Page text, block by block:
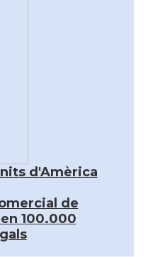
d'Amèrica
de
100.000